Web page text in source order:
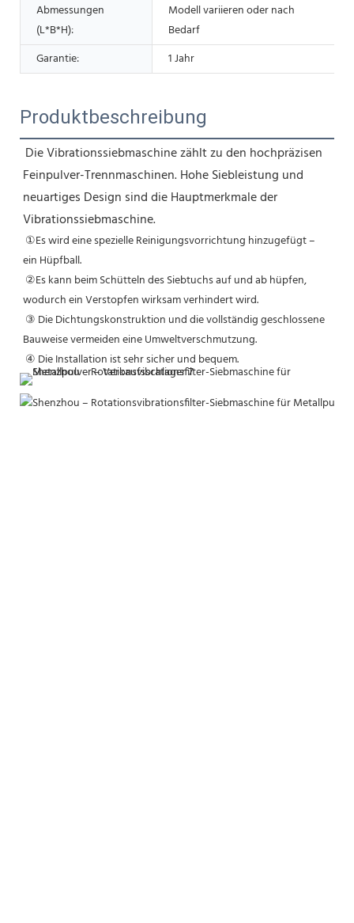
Abmessungen
(L*B*H):
Modell variieren oder nach
Bedarf
Garantie:
1 Jahr
Produktbeschreibung
Die Vibrationssiebmaschine zählt zu den hochpräzisen
Feinpulver-Trennmaschinen. Hohe Siebleistung und
neuartiges Design sind die Hauptmerkmale der
Vibrationssiebmaschine.
①Es wird eine spezielle Reinigungsvorrichtung hinzugefügt –
ein Hüpfball.
②Es kann beim Schütteln des Siebtuchs auf und ab hüpfen,
wodurch ein Verstopfen wirksam verhindert wird.
③ Die Dichtungskonstruktion und die vollständig geschlossene
Bauweise vermeiden eine Umweltverschmutzung.
④ Die Installation ist sehr sicher und bequem.